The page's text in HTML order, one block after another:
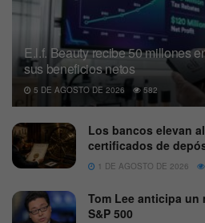
E.l.f. Beauty recibe 50 millones
sus beneficios netos
5 DE AGOSTO DE 2026 582
Los bancos elevan
certificados de
1 DE AGOSTO DE 2026
Tom Lee anticipa un
S&P 500